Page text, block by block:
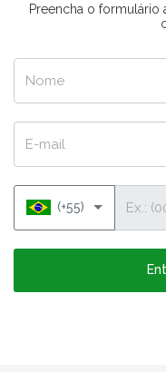
Preencha o formulário
(+55)